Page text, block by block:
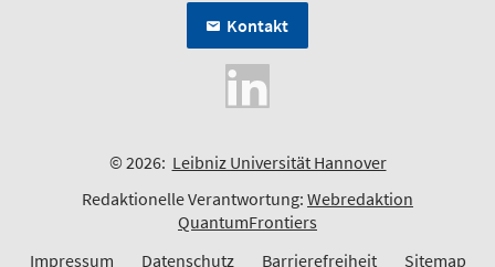
Kontakt
© 2026: Leibniz Universität Hannover
Redaktionelle Verantwortung: Webredaktion
QuantumFrontiers
Impressum
Datenschutz Barrierefreiheit Sitemap